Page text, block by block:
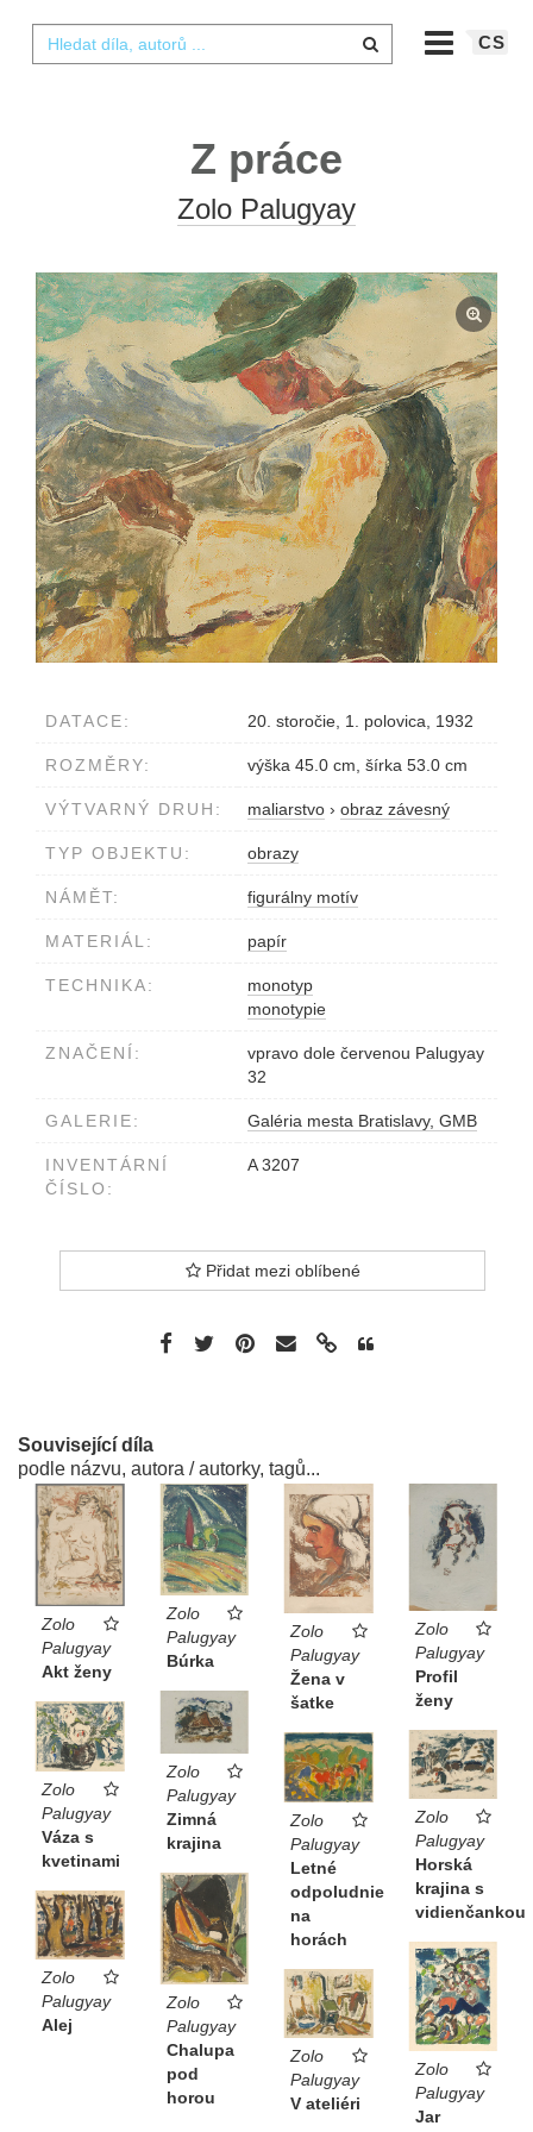
CS
Z práce
Zolo Palugyay
DATACE: 20. storočie, 1. polovica, 1932
ROZMĚRY: výška 45.0 cm, šírka 53.0 cm
VÝTVARNÝ DRUH: maliarstvo › obraz závesný
TYP OBJEKTU: obrazy
NÁMĚT: figurálny motív
MATERIÁL: papír
TECHNIKA:
monotyp
monotypie
ZNAČENÍ:
vpravo dole červenou Palugyay
32
GALERIE: Galéria mesta Bratislavy, GMB
INVENTÁRNÍ
ČÍSLO:
A 3207
Přidat mezi oblíbené
Související díla
podle názvu, autora / autorky, tagů...
Zolo
Palugyay
Akt ženy
Zolo
Palugyay
Búrka
Zolo
Palugyay
Žena v
šatke
Zolo
Palugyay
Profil
ženy
Zolo
Palugyay
Zimná
krajina
Zolo
Palugyay
Váza s
kvetinami
Zolo
Palugyay
Horská
krajina s
vidienčankou
Zolo
Palugyay
Letné
odpoludnie
na
horách
Zolo
Palugyay
Chalupa
pod
horou
Zolo
Palugyay
Alej
Zolo
Palugyay
Jar
Zolo
Palugyay
V ateliéri